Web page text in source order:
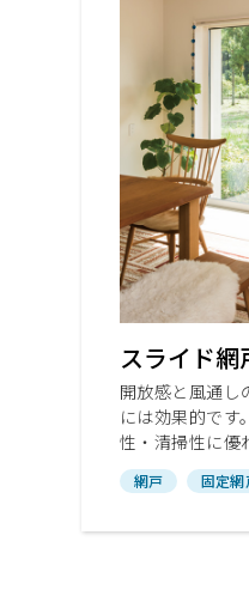
スライド網
開放感と風通し
には効果的です
性・清掃性に優
網戸 固定網